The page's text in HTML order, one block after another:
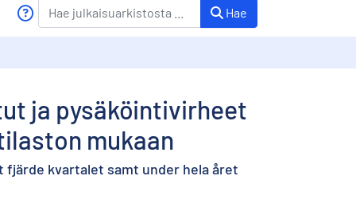
Hae
ja pysäköintivirheet
mukaan
kvartalet samt under hela året